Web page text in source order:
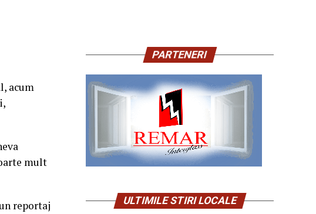
acum
mult
reportaj
PARTENERI
ULTIMILE STIRI LOCALE